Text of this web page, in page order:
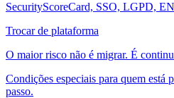
SecurityScoreCard, SSO, LGPD,
Trocar de plataforma
O maior risco não é migrar. É
Condições especiais para quem está
passo.